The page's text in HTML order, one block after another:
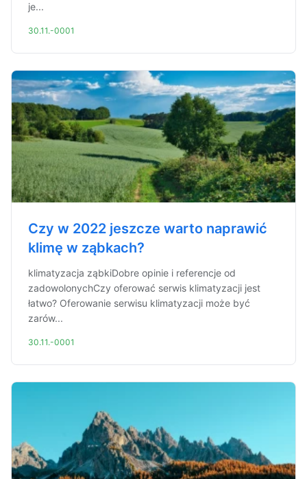
je...
30.11.-0001
Czy w 2022 jeszcze warto naprawić
klimę w ząbkach?
klimatyzacja ząbkiDobre opinie i referencje od
zadowolonychCzy oferować serwis klimatyzacji jest
łatwo? Oferowanie serwisu klimatyzacji może być
zarów...
30.11.-0001